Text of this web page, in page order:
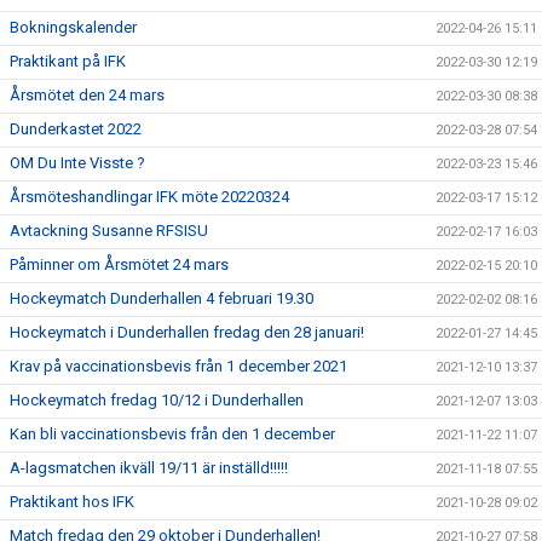
Bokningskalender 2022-04-26 15:11
Praktikant på IFK 2022-03-30 12:19
Årsmötet den 24 mars 2022-03-30 08:38
Dunderkastet 2022 2022-03-28 07:54
OM Du Inte Visste ? 2022-03-23 15:46
Årsmöteshandlingar IFK möte 20220324 2022-03-17 15:12
Avtackning Susanne RFSISU 2022-02-17 16:03
Påminner om Årsmötet 24 mars 2022-02-15 20:10
Hockeymatch Dunderhallen 4 februari 19.30 2022-02-02 08:16
Hockeymatch i Dunderhallen fredag den 28 januari! 2022-01-27 14:45
Krav på vaccinationsbevis från 1 december 2021 2021-12-10 13:37
Hockeymatch fredag 10/12 i Dunderhallen 2021-12-07 13:03
Kan bli vaccinationsbevis från den 1 december 2021-11-22 11:07
A-lagsmatchen ikväll 19/11 är inställd!!!!! 2021-11-18 07:55
Praktikant hos IFK 2021-10-28 09:02
Match fredag den 29 oktober i Dunderhallen! 2021-10-27 07:58